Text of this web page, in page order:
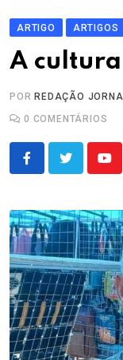
ARTIGO ARTIGOS
A
POR REDAÇÃO
0 COMENTÁRIOS